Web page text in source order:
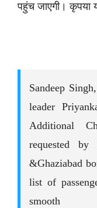
पहुंच जाएगी। कृपया
Sandeep
leader
Additional
requested
&Ghaziabad
list of